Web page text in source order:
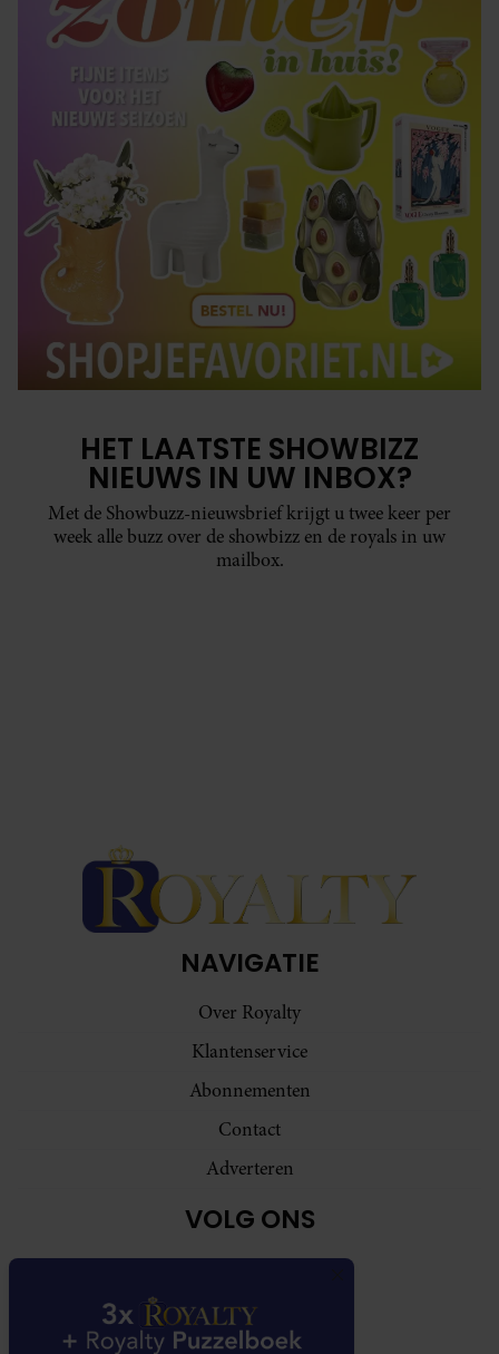
HET LAATSTE SHOWBIZZ
NIEUWS IN UW INBOX?
Met de Showbuzz-nieuwsbrief krijgt u twee keer per
week alle buzz over de showbizz en de royals in uw
mailbox.
NAVIGATIE
Over Royalty
Klantenservice
Abonnementen
Contact
Adverteren
VOLG ONS